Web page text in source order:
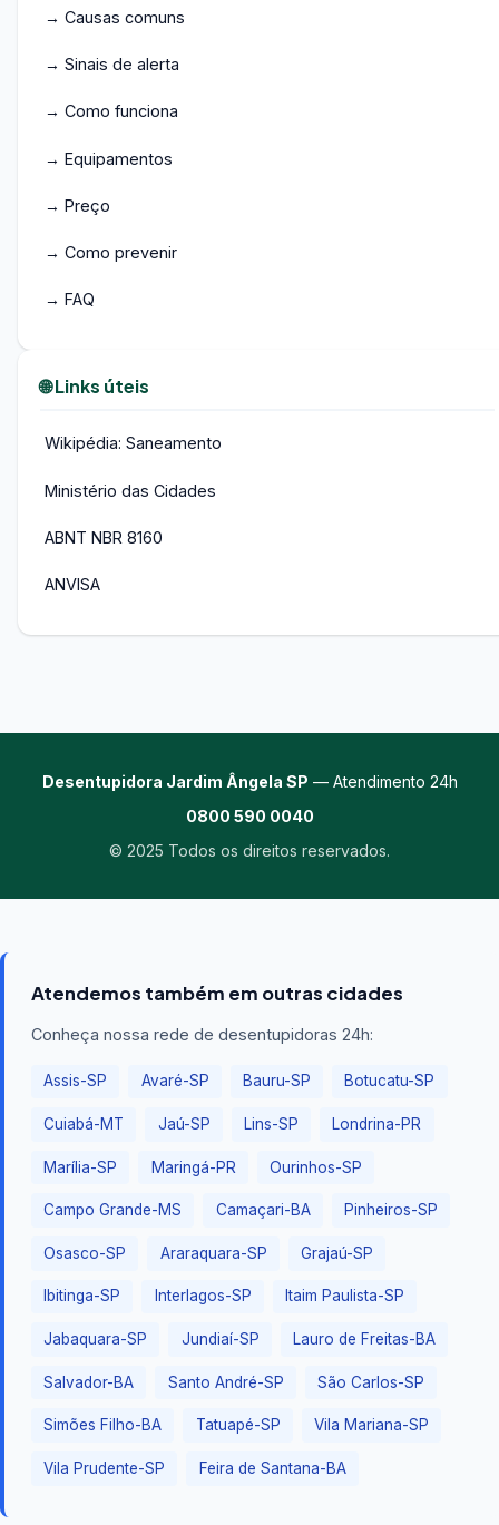
→ Causas comuns
→ Sinais de alerta
→ Como funciona
→ Equipamentos
→ Preço
→ Como prevenir
→ FAQ
🌐 Links úteis
Wikipédia: Saneamento
Ministério das Cidades
ABNT NBR 8160
ANVISA
Desentupidora Jardim Ângela SP — Atendimento 24h
0800 590 0040
© 2025 Todos os direitos reservados.
Atendemos também em outras cidades
Conheça nossa rede de desentupidoras 24h:
Assis-SP Avaré-SP Bauru-SP Botucatu-SP
Cuiabá-MT Jaú-SP Lins-SP Londrina-PR
Marília-SP Maringá-PR Ourinhos-SP
Campo Grande-MS Camaçari-BA Pinheiros-SP
Osasco-SP Araraquara-SP Grajaú-SP
Ibitinga-SP Interlagos-SP Itaim Paulista-SP
Jabaquara-SP Jundiaí-SP Lauro de Freitas-BA
Salvador-BA Santo André-SP São Carlos-SP
Simões Filho-BA Tatuapé-SP Vila Mariana-SP
Vila Prudente-SP Feira de Santana-BA